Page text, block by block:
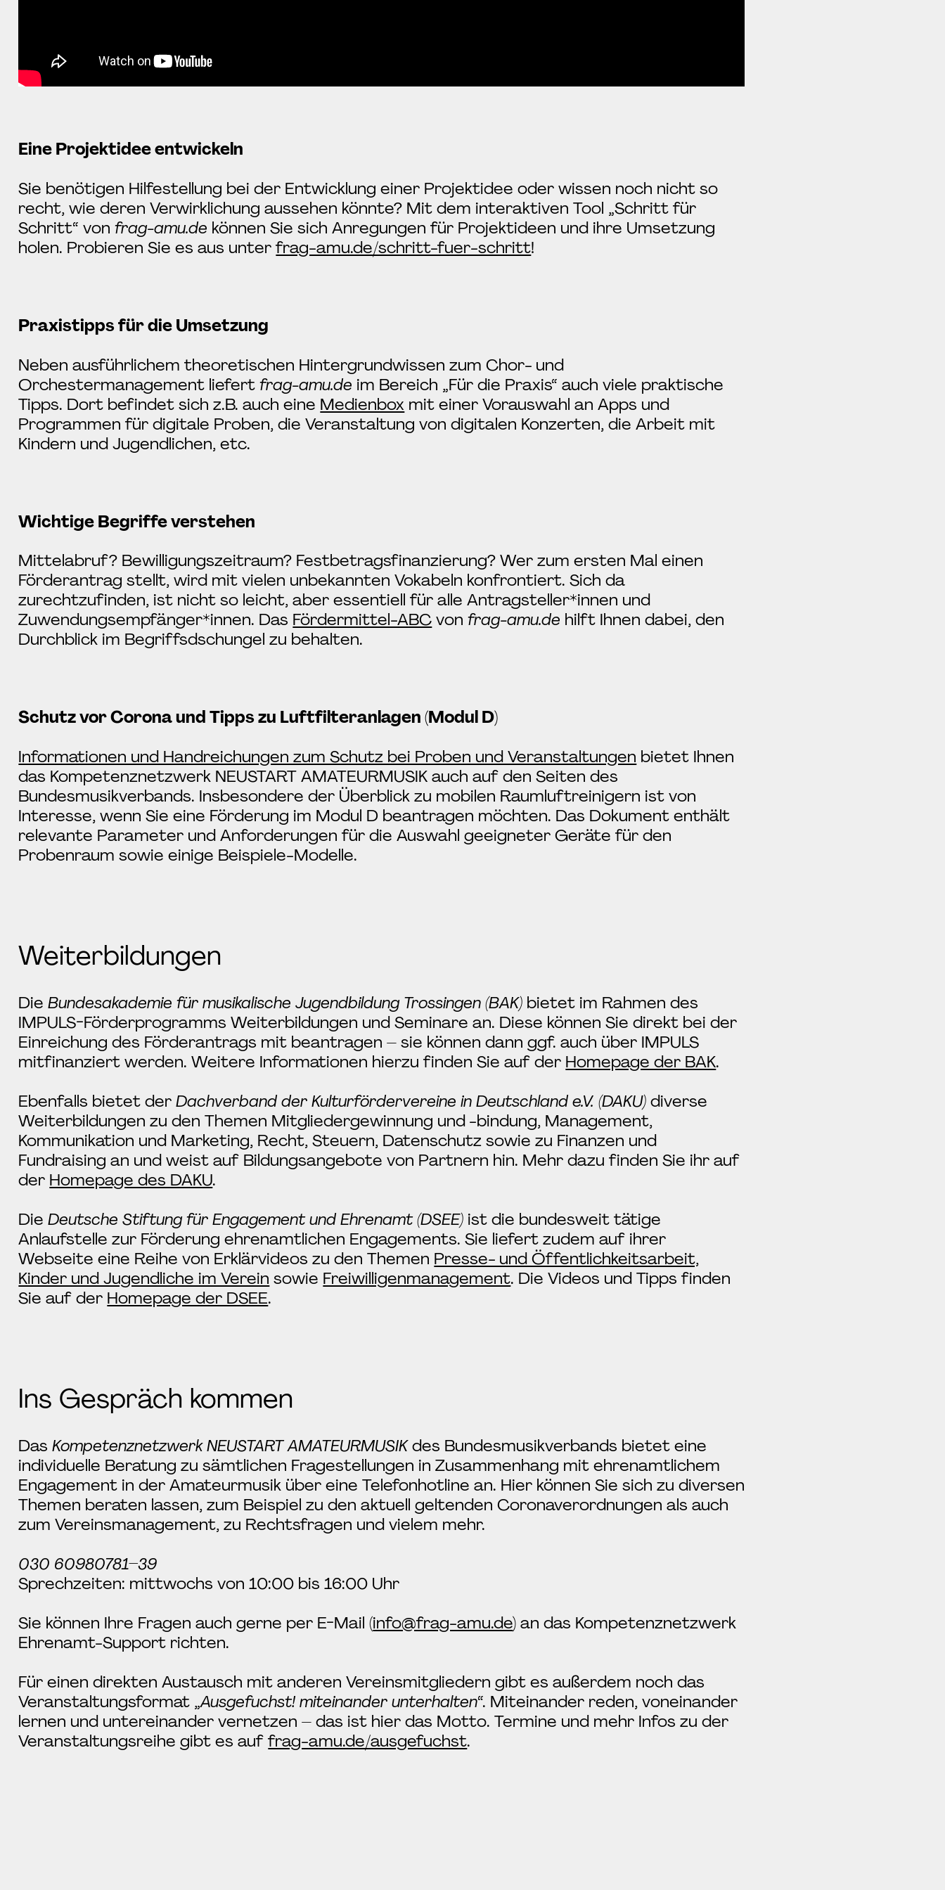
Eine Projektidee entwickeln
Sie benötigen Hilfestellung bei der Entwicklung einer Projektidee oder wissen noch nicht so
recht, wie deren Verwirklichung aussehen könnte? Mit dem interaktiven Tool „Schritt für
Schritt“ von frag-amu.de können Sie sich Anregungen für Projektideen und ihre Umsetzung
holen. Probieren Sie es aus unterfrag-amu.de/schritt-fuer-schritt!
Praxistipps für die Umsetzung
Neben ausführlichem theoretischen Hintergrundwissen zum Chor- und
Orchestermanagement liefertfrag-amu.de im Bereich „Für die Praxis“ auch viele praktische
Tipps. Dort befindet sich z.B. auch eine Medienbox mit einer Vorauswahl an Apps und
Programmen für digitale Proben, die Veranstaltung von digitalen Konzerten, die Arbeit mit
Kindern und Jugendlichen, etc.
Wichtige Begriffe verstehen
Mittelabruf? Bewilligungszeitraum? Festbetragsfinanzierung? Wer zum ersten Mal einen
Förderantrag stellt, wird mit vielen unbekannten Vokabeln konfrontiert. Sich da
zurechtzufinden, ist nicht so leicht, aber essentiell für alle Antragsteller*innen und
Zuwendungsempfänger*innen. Das Fördermittel-ABCvonfrag-amu.de hilft Ihnen dabei, den
Durchblick im Begriffsdschungel zu behalten.
Schutz vor Corona und Tipps zu Luftfilteranlagen (Modul D)
Informationen und Handreichungen zum Schutz bei Proben und Veranstaltungen bietet Ihnen
das Kompetenznetzwerk NEUSTART AMATEURMUSIK auch auf den Seiten des
Bundesmusikverbands. Insbesondere der Überblick zu mobilen Raumluftreinigern ist von
Interesse, wenn Sie eine Förderung im Modul D beantragen möchten. Das Dokument enthält
relevante Parameter und Anforderungen für die Auswahl geeigneter Geräte für den
Probenraum sowie einige Beispiele-Modelle.
Weiterbildungen
DieBundesakademie für musikalische Jugendbildung Trossingen (BAK) bietet im Rahmen des
IMPULS-Förderprogramms Weiterbildungen und Seminare an. Diese können Sie direkt bei der
Einreichung des Förderantrags mit beantragen – sie können dann ggf. auch über IMPULS
mitfinanziert werden. Weitere Informationen hierzu finden Sie auf der Homepage der BAK.
Ebenfalls bietet derDachverband der Kulturfördervereine in Deutschland e.V. (DAKU)diverse
Weiterbildungen zu den Themen Mitgliedergewinnung und -bindung, Management,
Kommunikation und Marketing, Recht, Steuern, Datenschutz sowie zu Finanzen und
Fundraising an und weist auf Bildungsangebote von Partnern hin. Mehr dazu finden Sie ihr auf
der Homepage des DAKU.
DieDeutsche Stiftung für Engagement und Ehrenamt (DSEE) ist die bundesweit tätige
Anlaufstelle zur Förderung ehrenamtlichen Engagements. Sie liefert zudem auf ihrer
Webseite eine Reihe von Erklärvideos zu den Themen Presse- und Öffentlichkeitsarbeit,
Kinder und Jugendliche im Verein sowie Freiwilligenmanagement. Die Videos und Tipps finden
Sie auf der Homepage der DSEE.
Ins Gespräch kommen
DasKompetenznetzwerk NEUSTART AMATEURMUSIKdes Bundesmusikverbands bietet eine
individuelle Beratung zu sämtlichen Fragestellungen in Zusammenhang mit ehrenamtlichem
Engagement in der Amateurmusik über eine Telefonhotline an. Hier können Sie sich zu diversen
Themen beraten lassen, zum Beispiel zu den aktuell geltenden Coronaverordnungen als auch
zum Vereinsmanagement, zu Rechtsfragen und vielem mehr.
030 60980781–39
Sprechzeiten: mittwochs von 10:00 bis 16:00 Uhr
Sie können Ihre Fragen auch gerne per E-Mail (info@frag-amu.de) an das Kompetenznetzwerk
Ehrenamt-Support richten.
Für einen direkten Austausch mit anderen Vereinsmitgliedern gibt es außerdem noch das
Veranstaltungsformat „Ausgefuchst! miteinander unterhalten“. Miteinander reden, voneinander
lernen und untereinander vernetzen – das ist hier das Motto. Termine und mehr Infos zu der
Veranstaltungsreihe gibt es auffrag-amu.de/ausgefuchst.